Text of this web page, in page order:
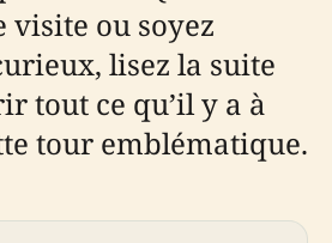
ou soyez
lisez la suite
tout ce qu’il y a à
tour emblématique.